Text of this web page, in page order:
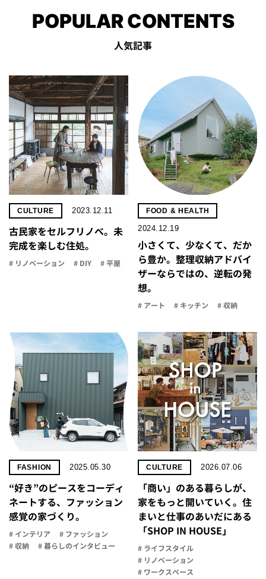
POPULAR CONTENTS
人気記事
CULTURE 2023.12.11
古民家をセルフリノべ。未
完成を楽しむ住処。
# リノベーション # DIY # 平屋
FOOD & HEALTH
2024.12.19
小さくて、少なくて、だか
ら豊か。整理収納アドバイ
ザーならではの、逆転の発
想。
# アート # キッチン # 収納
FASHION 2025.05.30
“好き”のピースをコーディ
ネートする、ファッション
感覚の家づくり。
# インテリア
# ファッション
# 収納
# 暮らしのインタビュー
CULTURE 2026.07.06
「商い」の​ある​暮らしが、​
家を​もっと​開いていく。​住
まいと​仕事の​あいだに​ある​
「SHOP IN HOUSE」
# ライフスタイル
# リノベーション
# ワークスペース